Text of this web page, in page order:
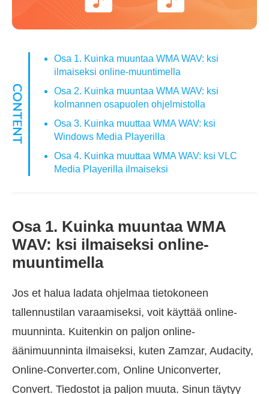
Osa 1. Kuinka muuntaa WMA WAV: ksi
ilmaiseksi online-muuntimella
Osa 2. Kuinka muuntaa WMA WAV: ksi
kolmannen osapuolen ohjelmistolla
Osa 3. Kuinka muuttaa WMA WAV: ksi
Windows Media Playerilla
Osa 4. Kuinka muuttaa WMA WAV: ksi VLC
Media Playerilla ilmaiseksi
Osa 1. Kuinka muuntaa WMA
WAV: ksi ilmaiseksi online-
muuntimella
Jos et halua ladata ohjelmaa tietokoneen
tallennustilan varaamiseksi, voit käyttää online-
muunninta. Kuitenkin on paljon online-
äänimuunninta ilmaiseksi, kuten Zamzar, Audacity,
Online-Converter.com, Online Uniconverter,
Convert. Tiedostot ja paljon muuta. Sinun täytyy